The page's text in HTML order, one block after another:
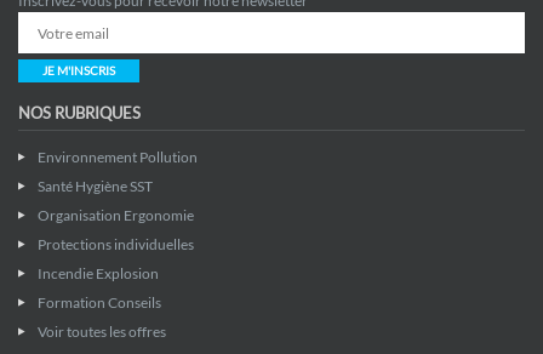
JE M'INSCRIS
NOS RUBRIQUES
Environnement Pollution
Santé Hygiène SST
Organisation Ergonomie
Protections individuelles
Incendie Explosion
Formation Conseils
Voir toutes les offres